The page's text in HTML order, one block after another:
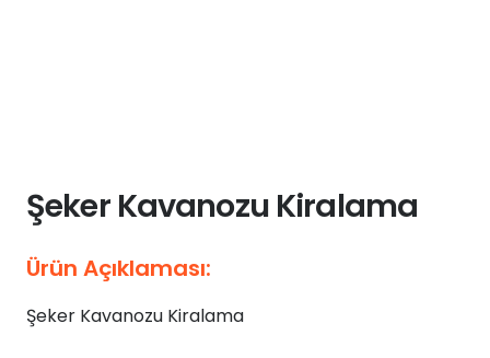
Şeker Kavanozu Kiralama
Ürün Açıklaması:
Şeker Kavanozu Kiralama